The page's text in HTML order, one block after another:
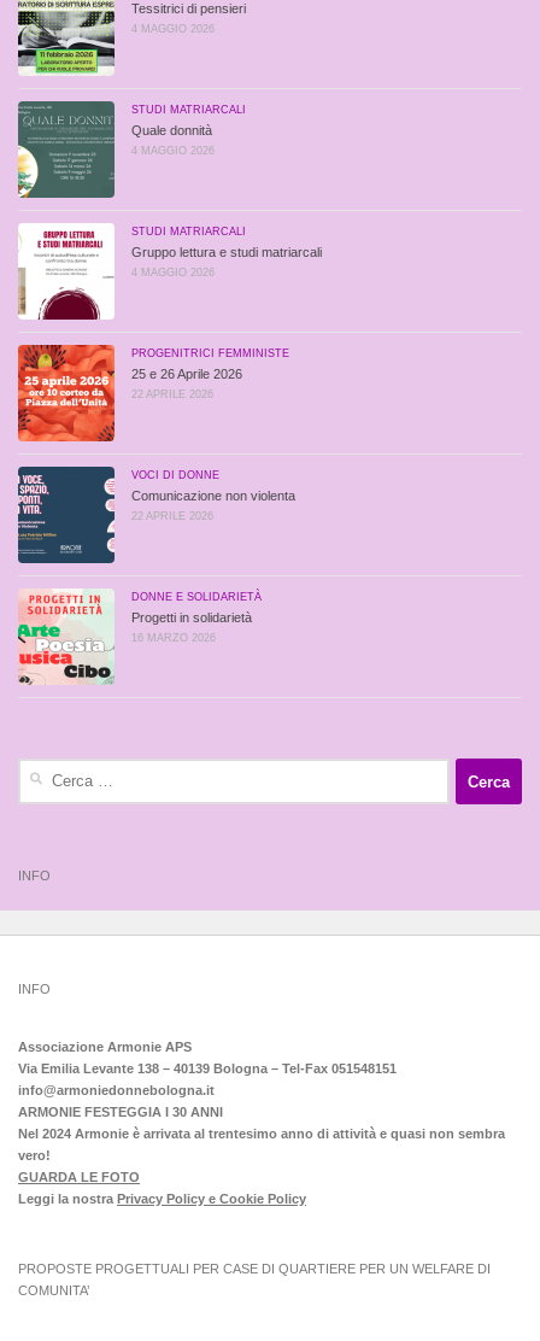
Tessitrici di pensieri
4 MAGGIO 2026
STUDI MATRIARCALI
Quale donnità
4 MAGGIO 2026
STUDI MATRIARCALI
Gruppo lettura e studi matriarcali
4 MAGGIO 2026
PROGENITRICI FEMMINISTE
25 e 26 Aprile 2026
22 APRILE 2026
VOCI DI DONNE
Comunicazione non violenta
22 APRILE 2026
DONNE E SOLIDARIETÀ
Progetti in solidarietà
16 MARZO 2026
INFO
INFO
Associazione Armonie APS
Via Emilia Levante 138 – 40139 Bologna – Tel-Fax 051548151
info@armoniedonnebologna.it
ARMONIE FESTEGGIA I 30 ANNI
Nel 2024 Armonie è arrivata al trentesimo anno di attività e quasi non sembra
vero!
GUARDA LE FOTO
Leggi la nostra Privacy Policy e Cookie Policy
PROPOSTE PROGETTUALI PER CASE DI QUARTIERE PER UN WELFARE DI
COMUNITA’